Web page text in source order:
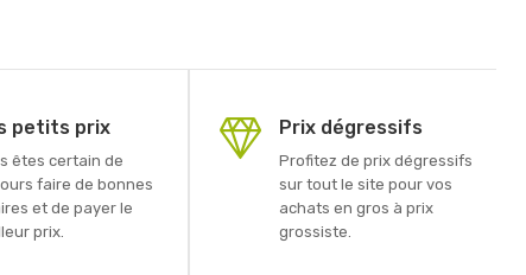
petits prix
êtes certain de
faire de bonnes
et de payer le
prix.
Prix dégressifs
Profitez de prix dégressifs
sur tout le site pour vos
achats en gros à prix
grossiste.